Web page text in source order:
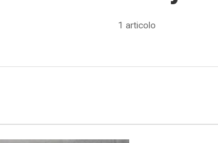
Calciomercato
CLASSIFICA
1 articolo